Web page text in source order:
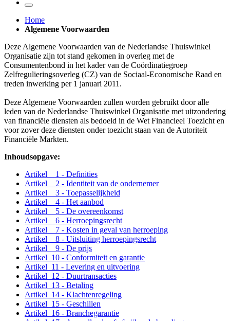
Home
Algemene Voorwaarden
Deze Algemene Voorwaarden van de Nederlandse Thuiswinkel
Organisatie zijn tot stand gekomen in overleg met de
Consumentenbond in het kader van de Coördinatiegroep
Zelfregulieringsoverleg (CZ) van de Sociaal-Economische Raad en
treden inwerking per 1 januari 2011.
Deze Algemene Voorwaarden zullen worden gebruikt door alle
leden van de Nederlandse Thuiswinkel Organisatie met uitzondering
van financiële diensten als bedoeld in de Wet Financieel Toezicht en
voor zover deze diensten onder toezicht staan van de Autoriteit
Financiële Markten.
Inhoudsopgave:
Artikel 1 - Definities
Artikel 2 - Identiteit van de ondernemer
Artikel 3 - Toepasselijkheid
Artikel 4 - Het aanbod
Artikel 5 - De overeenkomst
Artikel 6 - Herroepingsrecht
Artikel 7 - Kosten in geval van herroeping
Artikel 8 - Uitsluiting herroepingsrecht
Artikel 9 - De prijs
Artikel 10 - Conformiteit en garantie
Artikel 11 - Levering en uitvoering
Artikel 12 - Duurtransacties
Artikel 13 - Betaling
Artikel 14 - Klachtenregeling
Artikel 15 - Geschillen
Artikel 16 - Branchegarantie